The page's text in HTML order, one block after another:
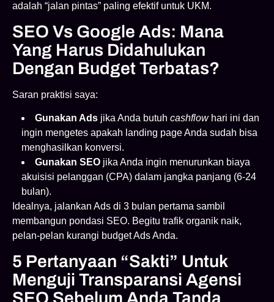
adalah “jalan pintas” paling efektif untuk UKM.
SEO Vs Google Ads: Mana
Yang Harus Didahulukan
Dengan Budget Terbatas?
Saran praktisi saya:
Gunakan Ads jika Anda butuh cashflowhari ini dan
ingin mengetes apakah landing page Anda sudah bisa
menghasilkan konversi.
Gunakan SEO jika Anda ingin menurunkan biaya
akuisisi pelanggan (CPA) dalam jangka panjang (6-24
bulan).
Idealnya, jalankan Ads di 3 bulan pertama sambil
membangun pondasi SEO. Begitu trafik organik naik,
pelan-pelan kurangi budget Ads Anda.
5 Pertanyaan “Sakti” Untuk
Menguji Transparansi Agensi
SEO Sebelum Anda Tanda